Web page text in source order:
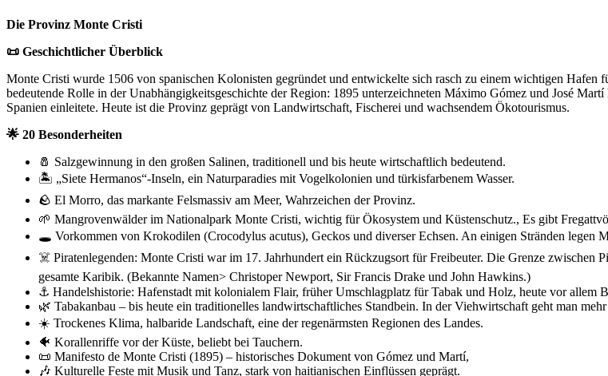
Die Provinz Monte Cristi
📜 Geschichtlicher Überblick
Monte Cristi wurde 1506 von spanischen Kolonisten gegründet und entwickelte sich rasch zu einem wichtigen
bedeutende Rolle in der Unabhängigkeitsgeschichte der Region: 1895 unterzeichneten Máximo Gómez und José
Spanien einleitete. Heute ist die Provinz geprägt von Landwirtschaft, Fischerei und wachsendem Ökotourismus.
🌟 20 Besonderheiten
🧂 Salzgewinnung in den großen Salinen, traditionell und bis heute wirtschaftlich bedeutend.
🏝️ „Siete Hermanos“-Inseln, ein Naturparadies mit Vogelkolonien und türkisfarbenem Wasser.
🪨 El Morro, das markante Felsmassiv am Meer, Wahrzeichen der Provinz.
🌱 Mangrovenwälder im Nationalpark Monte Cristi, wichtig für Ökosystem und Küstenschutz., Es gibt
🕳️ Vorkommen von Krokodilen (Crocodylus acutus), Geckos und diverser Echsen. An einigen Stränden legen
☠️ Piratenlegenden: Monte Cristi war im 17. Jahrhundert ein Rückzugsort für Freibeuter. Die Grenze zwischen
gesamte Karibik. (Bekannte Namen> Christoper Newport, Sir Francis Drake und John Hawkins.)
⚓ Handelshistorie: Hafenstadt mit kolonialem Flair, früher Umschlagplatz für Tabak und Holz, heute vor allem
🌿 Tabakanbau – bis heute ein traditionelles landwirtschaftliches Standbein. In der Viehwirtschaft geht man
☀️ Trockenes Klima, halbaride Landschaft, eine der regenärmsten Regionen des Landes.
🐠 Korallenriffe vor der Küste, beliebt bei Tauchern.
📜 Manifesto de Monte Cristi (1895) – historisches Dokument von Gómez und Martí,
🎶 Kulturelle Feste mit Musik und Tanz, stark von haitianischen Einflüssen geprägt.